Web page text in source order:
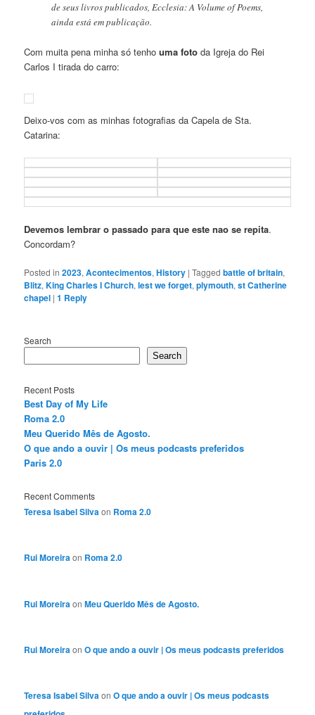
de seus livros publicados, Ecclesia: A Volume of Poems,
ainda está em publicação.
Com muita pena minha só tenhouma foto da Igreja do Rei
Carlos I tirada do carro:
Deixo-vos com as minhas fotografias da Capela de Sta.
Catarina:
Devemos lembrar o passado para que este nao se repita.
Concordam?
Posted in 2023,Acontecimentos,History |Tagged battle of britain,
Blitz,King Charles I Church,lest we forget,plymouth,st Catherine
chapel |1 Reply
Search
Search
Recent Posts
Best Day of My Life
Roma 2.0
Meu Querido Mês de Agosto.
O que ando a ouvir | Os meus podcasts preferidos
Paris 2.0
Recent Comments
Teresa Isabel Silvaon Roma 2.0
Rui Moreiraon Roma 2.0
Rui Moreira onMeu Querido Mês de Agosto.
Rui MoreiraonO que ando a ouvir | Os meus podcasts preferidos
Teresa Isabel SilvaonO que ando a ouvir | Os meus podcasts